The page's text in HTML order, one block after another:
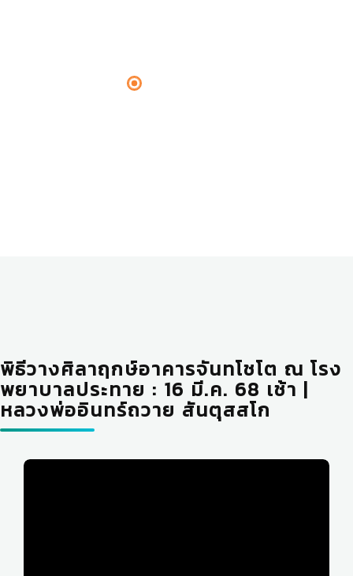
พิธีวางศิลาฤกษ์อาคารจันทโชโต ณ โรง
พยาบาลประทาย : 16 มี.ค. 68 เช้า |
หลวงพ่ออินทร์ถวาย สันตุสสโก